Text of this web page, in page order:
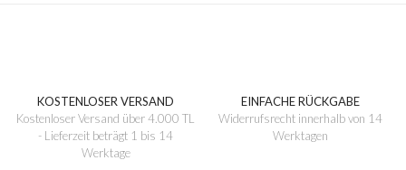
KOSTENLOSER VERSAND
Kostenloser Versand über 4.000 TL
- Lieferzeit beträgt 1 bis 14
Werktage
EINFACHE RÜCKGABE
Widerrufsrecht innerhalb von 14
Werktagen